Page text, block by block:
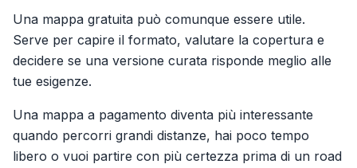
Una mappa gratuita può comunque essere utile.
Serve per capire il formato, valutare la copertura e
decidere se una versione curata risponde meglio alle
tue esigenze.
Una mappa a pagamento diventa più interessante
quando percorri grandi distanze, hai poco tempo
libero o vuoi partire con più certezza prima di un road